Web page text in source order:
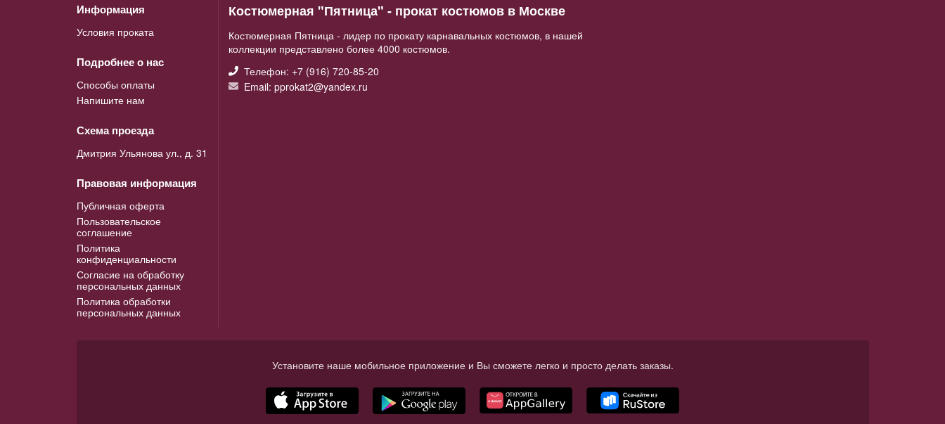
Информация
Условия проката
Подробнее о нас
Способы оплаты
Напишите нам
Схема проезда
Дмитрия Ульянова ул., д. 31
Правовая информация
Публичная оферта
Пользовательское
соглашение
Политика
конфиденциальности
Согласие на обработку
персональных данных
Политика обработки
персональных данных
Костюмерная "Пятница" - прокат костюмов в Москве
Костюмерная Пятница - лидер по прокату карнавальных костюмов, в нашей
коллекции представлено более 4000 костюмов.
Телефон: +7 (916) 720-85-20
Email: pprokat2@yandex.ru
Установите наше мобильное приложение и Вы сможете легко и просто делать заказы.